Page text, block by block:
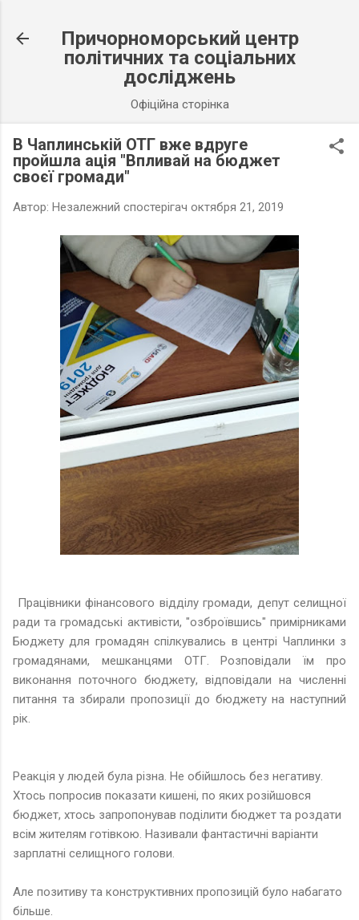
Причорноморський центр
політичних та соціальних
досліджень
Офіційна сторінка
В Чаплинській ОТГ вже вдруге
пройшла ація "Впливай на бюджет
своєї громади"
Автор: Незалежний спостерігач октября 21, 2019
Працівники фінансового відділу громади, депут селищної
ради та громадські активісти, "озброївшись" примірниками
Бюджету для громадян спілкувались в центрі Чаплинки з
громадянами, мешканцями ОТГ. Розповідали їм про
виконання поточного бюджету, відповідали на численні
питання та збирали пропозиції до бюджету на наступний
рік.
Реакція у людей була різна. Не обійшлось без негативу.
Хтось попросив показати кишені, по яких розійшовся
бюджет, хтось запропонував поділити бюджет та роздати
всім жителям готівкою. Називали фантастичні варіанти
зарплатні селищного голови.
Але позитиву та конструктивних пропозицій було набагато
більше.